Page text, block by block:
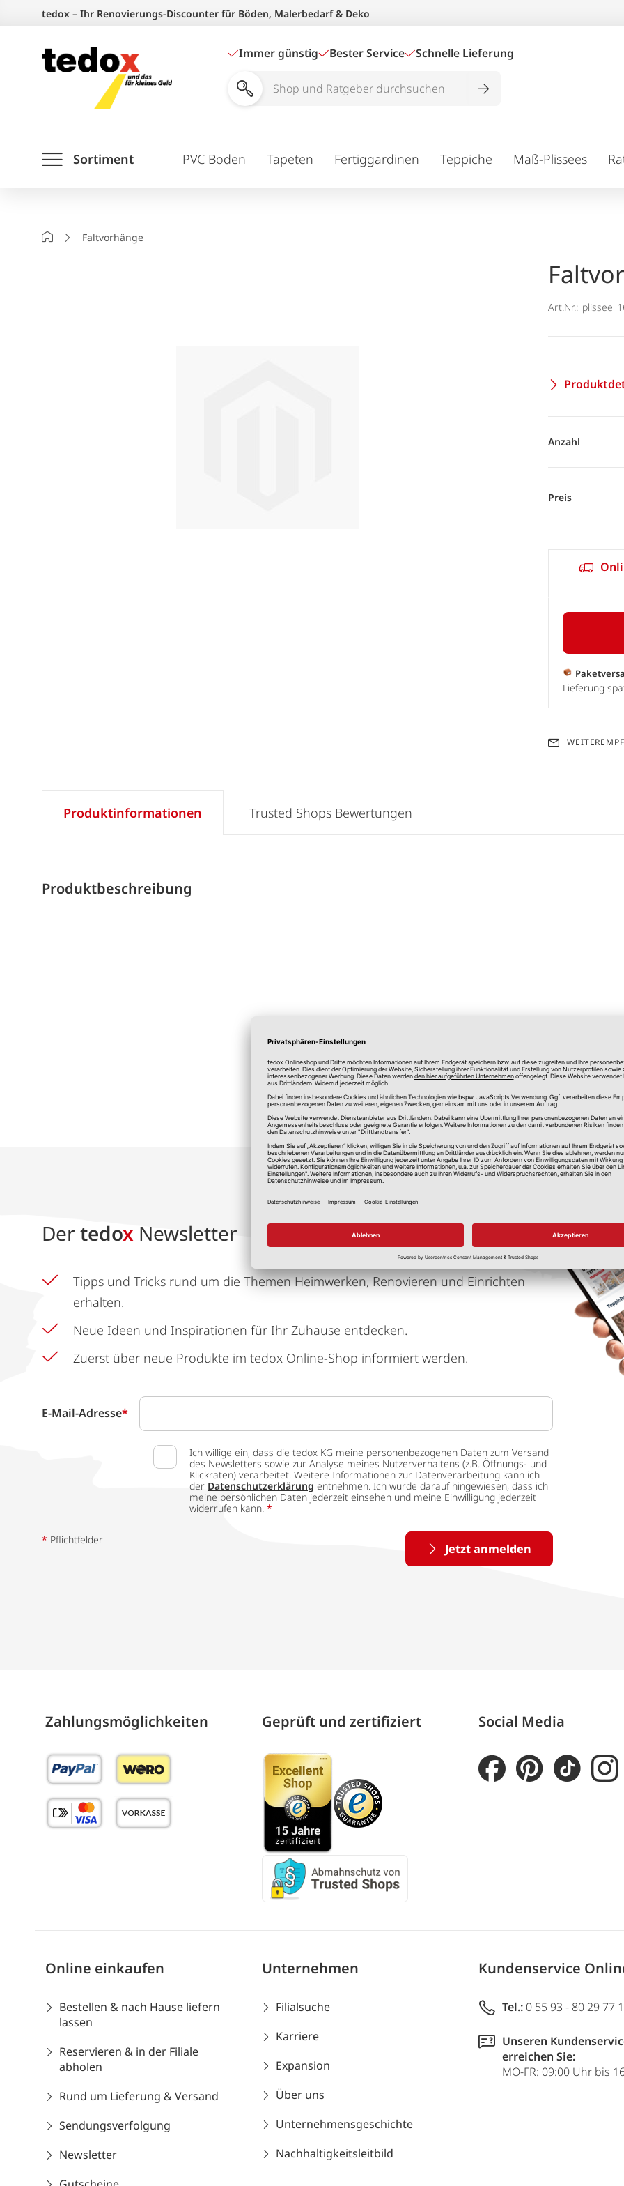
springen
tedox – Ihr Renovierungs-Discounter für Böden, Malerbedarf & Deko
Immer günstig Bester Service Schnelle Lieferung
Shop
durchsuchen
Sortiment PVC Boden Tapeten Fertiggardinen Teppiche Maß-Plissees
StartseiteFaltvorhänge
Art.Nr.:
Anzahl
Preis
Lieferung
Produktinformationen
Produktbeschreibung
Trusted Shops Bewertungen
*Alle Preise in Euro, inkl. gesetzlicher Mehrwertsteuer, zzgl.
Der tedox Newsletter
Tipps und Tricks rund um die Themen Heimwerken, Renovieren und Einrichten
erhalten.
Neue Ideen und Inspirationen für Ihr Zuhause entdecken.
Zuerst über neue Produkte im tedox Online-Shop informiert werden.
E-Mail-Adresse*
Ich willige ein, dass die tedox KG meine personenbezogenen Daten zum Versand
des Newsletters sowie zur Analyse meines Nutzerverhaltens (z.B. Öffnungs- und
Klickraten) verarbeitet. Weitere Informationen zur Datenverarbeitung kann ich
der Datenschutzerklärung entnehmen. Ich wurde darauf hingewiesen, dass ich
meine persönlichen Daten jederzeit einsehen und meine Einwilligung jederzeit
widerrufen kann. *
Jetzt anmelden
* Pflichtfelder
Zahlungs­möglich­keiten Geprüft und zertifiziert Social Media
Online einkaufen
Bestellen & nach Hause liefern
lassen
Reservieren & in der Filiale
abholen
Rund um Lieferung & Versand
Sendungsverfolgung
Newsletter
Unternehmen
Filialsuche
Karriere
Expansion
Über uns
Unternehmensgeschichte
Nachhaltigkeitsleitbild
Kundenservice
Tel.: 0 55 93 - 80 29 77
Unseren
erreichen Sie:
MO-FR: 09:00 Uhr bis